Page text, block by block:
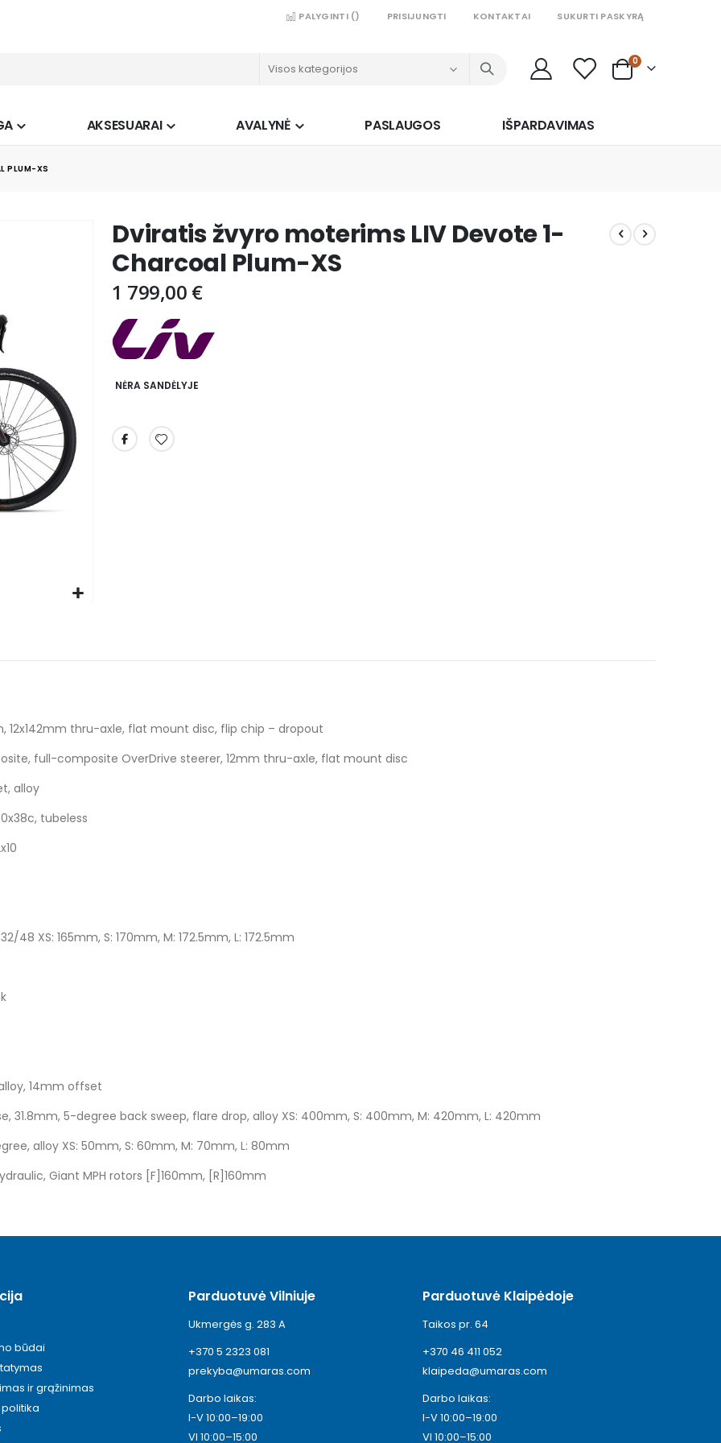
PALYGINTI () PRISIJUNGTI KONTAKTAI SUKURTI PASKYRĄ
Cart
0prekės
AKSESUARAI AVALYNĖ PASLAUGOS IŠPARDAVIMAS
PLUM-XS
Dviratis žvyro moterims LIV Devote 1-
Charcoal Plum-XS
1 799,00 €
NĖRA SANDĖLYJE
12x142mm thru-axle, flat mount disc, flip chip – dropout
full-composite OverDrive steerer, 12mm thru-axle, flat mount disc
alloy
tubeless
48 XS: 165mm, S: 170mm, M: 172.5mm, L: 172.5mm
14mm offset
31.8mm, 5-degree back sweep, flare drop, alloy XS: 400mm, S: 400mm, M: 420mm, L: 420mm
alloy XS: 50mm, S: 60mm, M: 70mm, L: 80mm
Giant MPH rotors [F]160mm, [R]160mm
būdai
ir grąžinimas
Parduotuvė Vilniuje
Ukmergės g. 283 A
+370 5 2323 081
prekyba@umaras.com
Darbo laikas:
I-V 10:00–19:00
VI 10:00–15:00
Parduotuvė Klaipėdoje
Taikos pr. 64
+370 46 411 052
klaipeda@umaras.com
Darbo laikas:
I-V 10:00–19:00
VI 10:00–15:00